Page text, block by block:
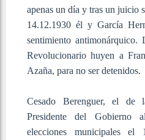
apenas un día y tras un juicio
14.12.1930 él y García
sentimiento
Revolucionario huyen a
Azaña, para no ser detenidos.
Cesado Berenguer, el de
Presidente del Gobierno
elecciones municipales el